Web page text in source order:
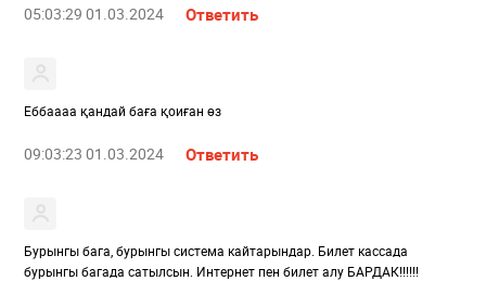
05:03:29 01.03.2024 Ответить
Еббаааа қандай баға қоиған өз
09:03:23 01.03.2024 Ответить
Бурынгы бага, бурынгы система кайтарындар. Билет кассада
бурынгы багада сатылсын. Интернет пен билет алу БАРДАК!!!!!!